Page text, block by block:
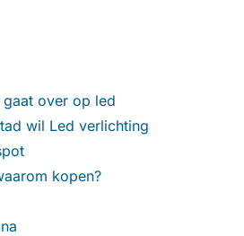
gaat over op led
wil Led verlichting
kopen?